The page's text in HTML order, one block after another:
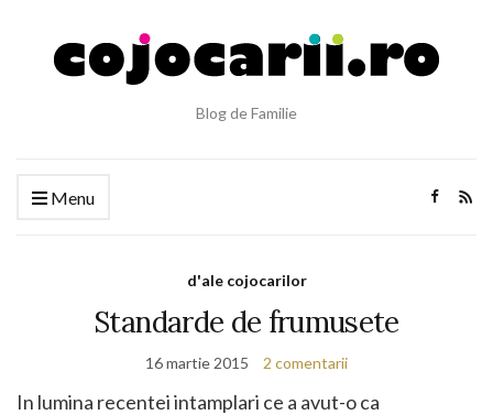
Blog de Familie
Menu
d'ale cojocarilor
Standarde de frumusete
16 martie 2015 2 comentarii
In lumina recentei intamplari ce a avut-o ca